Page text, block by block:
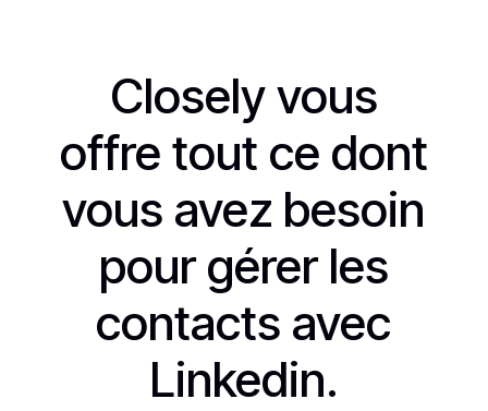
Closely vous
offre tout ce dont
vous avez besoin
pour gérer les
contacts avec
Linkedin.